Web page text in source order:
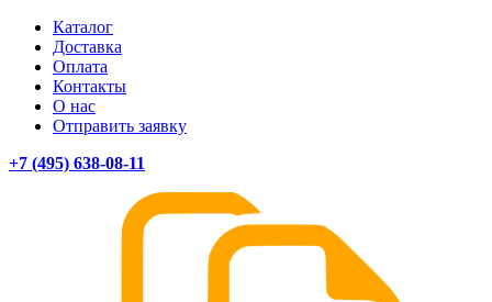
Каталог
Доставка
Оплата
Контакты
О нас
Отправить заявку
+7 (495) 638-08-11